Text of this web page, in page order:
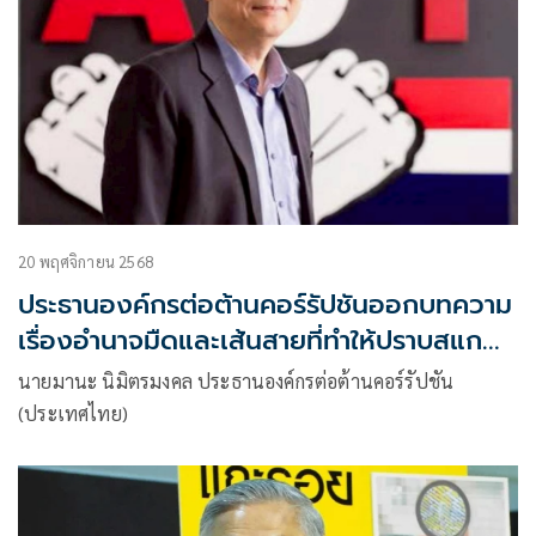
20 พฤศจิกายน 2568
ประธานองค์กรต่อต้านคอร์รัปชันออกบทความ
เรื่องอำนาจมืดและเส้นสายที่ทำให้ปราบสแกม
เมอร์ล้มเหลว!
นายมานะ นิมิตรมงคล ประธานองค์กรต่อต้านคอร์รัปชัน
(ประเทศไทย)